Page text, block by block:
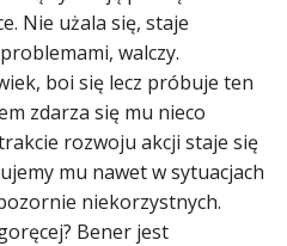
Nie użala się, staje
walczy.
boi się lecz próbuje ten
zdarza się mu nieco
rozwoju akcji staje się
mu nawet w sytuacjach
niekorzystnych.
Bener jest